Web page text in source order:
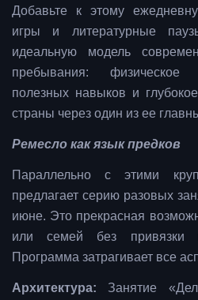
Добавьте к этому
игры и литературные
идеальную модель
пребывания: физическое
полезных навыков и
страны через один из ее
Ремесло как язык предков
Параллельно с этими
предлагает серию разовых
июне. Это прекрасная
или семей без привязки
Программа затрагивает все
Архитектура: Занятие